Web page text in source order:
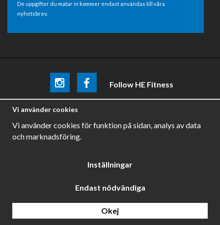
De uppgifter du matar in kommer endast användas till våra
nyhetsbrev.
Follow HE Fitness
Be the firstto know aboutpromotions, news and training
Vi använder cookies
Vi använder cookies för funktion på sidan, analys av data
och marknadsföring.
Inställningar
Endast nödvändiga
Okej